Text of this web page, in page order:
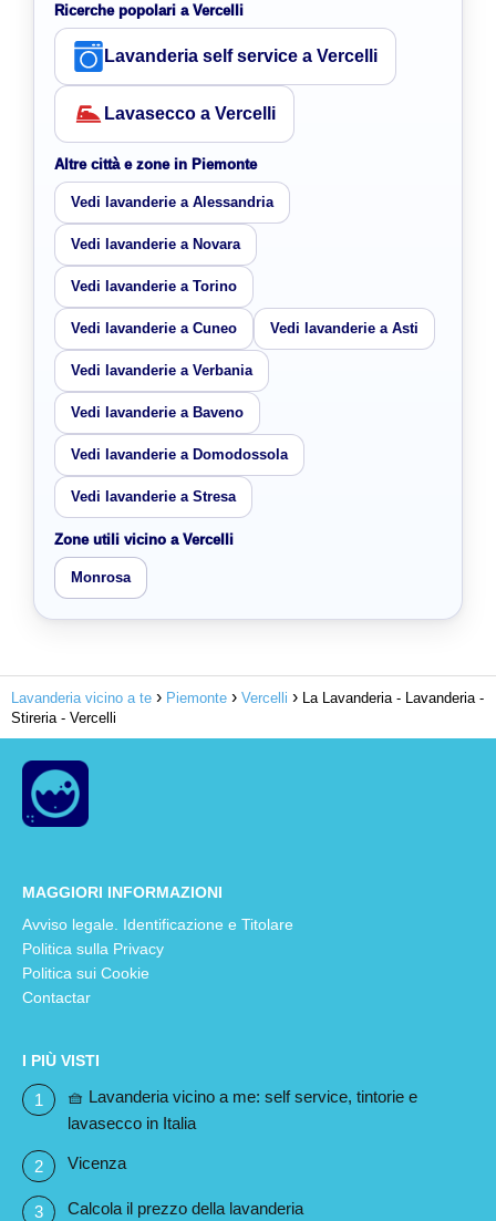
Ricerche popolari a Vercelli
Lavanderia self service a Vercelli
Lavasecco a Vercelli
Altre città e zone in Piemonte
Vedi lavanderie a Alessandria
Vedi lavanderie a Novara
Vedi lavanderie a Torino
Vedi lavanderie a Cuneo Vedi lavanderie a Asti
Vedi lavanderie a Verbania
Vedi lavanderie a Baveno
Vedi lavanderie a Domodossola
Vedi lavanderie a Stresa
Zone utili vicino a Vercelli
Monrosa
Lavanderia vicino a te Piemonte Vercelli
La Lavanderia - Lavanderia -
Stireria - Vercelli
MAGGIORI INFORMAZIONI
Avviso legale. Identificazione e Titolare
Politica sulla Privacy
Politica sui Cookie
Contactar
I PIÙ VISTI
🧺 Lavanderia vicino a me: self service, tintorie e
lavasecco in Italia
Vicenza
Calcola il prezzo della lavanderia